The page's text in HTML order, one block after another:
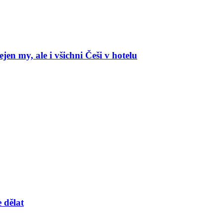
my, ale i všichni Češi v hotelu
dělat